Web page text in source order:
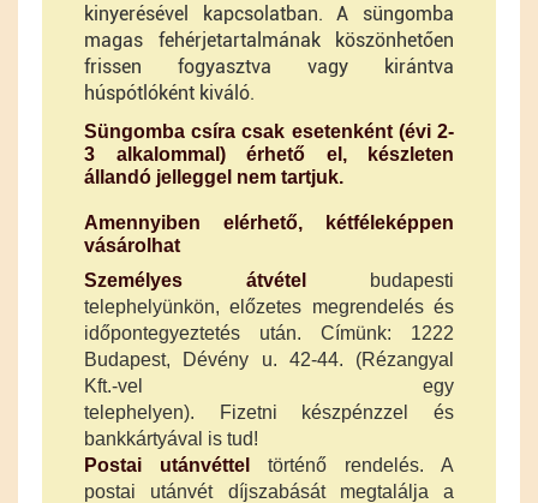
kinyerésével kapcsolatban. A süngomba
magas fehérjetartalmának köszönhetően
frissen fogyasztva vagy kirántva
húspótlóként kiváló.
Süngomba csíra csak esetenként (évi 2-
3 alkalommal) érhető el, készleten
állandó jelleggel nem tartjuk.
Amennyiben elérhető, kétféleképpen
vásárolhat
Személyes átvétel
budapesti
telephelyünkön, előzetes megrendelés és
időpontegyeztetés után. Címünk: 1222
Budapest, Dévény u. 42-44. (Rézangyal
Kft.-vel egy
telephelyen).
Fizetni készpénzzel és
bankkártyával is tud!
Postai utánvéttel történő rendelés. A
postai utánvét díjszabását megtalálja a